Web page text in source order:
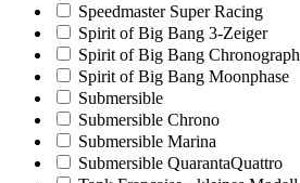
Speedmaster Super Racing
Spirit of Big Bang 3-Zeiger
Spirit of Big Bang Chronograph
Spirit of Big Bang Moonphase
Submersible
Submersible Chrono
Submersible Marina
Submersible QuarantaQuattro